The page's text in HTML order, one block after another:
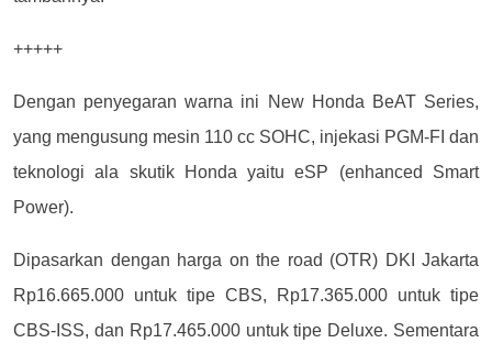
+++++
Dengan penyegaran warna ini New Honda BeAT Series,
yang mengusung mesin 110 cc SOHC, injekasi PGM-FI dan
teknologi ala skutik Honda yaitu eSP (enhanced Smart
Power).
Dipasarkan dengan harga on the road (OTR) DKI Jakarta
Rp16.665.000 untuk tipe CBS, Rp17.365.000 untuk tipe
CBS-ISS, dan Rp17.465.000 untuk tipe Deluxe. Sementara